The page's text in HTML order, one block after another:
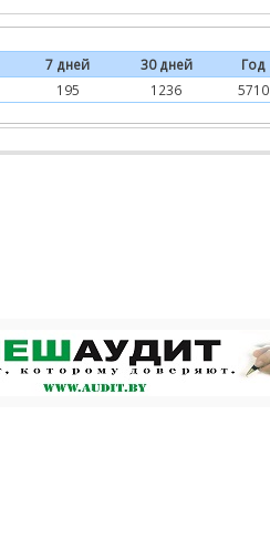
7 дней 30 дней Год
195 1236 5710